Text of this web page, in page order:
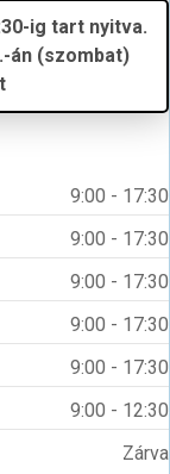
ig tart nyitva.
án (szombat)
9:00 - 17:30
9:00 - 17:30
9:00 - 17:30
9:00 - 17:30
9:00 - 17:30
9:00 - 12:30
Zárva